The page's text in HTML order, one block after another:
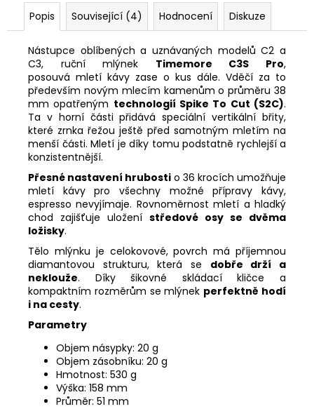
Popis Související (4) Hodnocení Diskuze
Nástupce oblíbených a uznávaných modelů C2 a
C3, ruční mlýnek Timemore C3S Pro,
posouvá mletí kávy zase o kus dále. Vděčí za to
především novým mlecím kamenům o průměru 38
mm opatřeným technologií Spike To Cut (S2C).
Ta v horní části přidává speciální vertikální břity,
které zrnka řežou ještě před samotným mletím na
menší části. Mletí je díky tomu podstatně rychlejší a
konzistentnější.
Přesné nastavení hrubosti o 36 krocích umožňuje
mletí kávy pro všechny možné přípravy kávy,
espresso nevyjímaje. Rovnoměrnost mletí a hladký
chod zajišťuje uložení středové osy se dvěma
ložisky.
Tělo mlýnku je celokovové, povrch má příjemnou
diamantovou strukturu, která se dobře drží a
neklouže. Díky šikovné skládací kličce a
kompaktním rozměrům se mlýnek perfektně hodí
i na cesty.
Parametry
Objem násypky: 20 g
Objem zásobníku: 20 g
Hmotnost: 530 g
Výška: 158 mm
Průměr: 51 mm